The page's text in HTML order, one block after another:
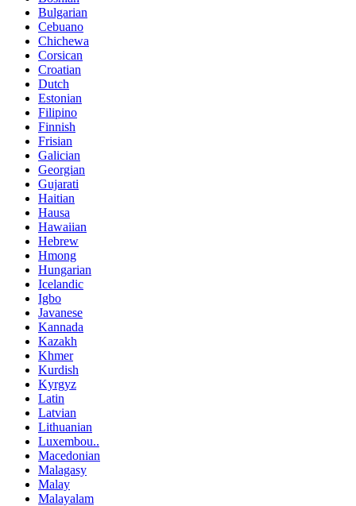
Bulgarian
Cebuano
Chichewa
Corsican
Croatian
Dutch
Estonian
Filipino
Finnish
Frisian
Galician
Georgian
Gujarati
Haitian
Hausa
Hawaiian
Hebrew
Hmong
Hungarian
Icelandic
Igbo
Javanese
Kannada
Kazakh
Khmer
Kurdish
Kyrgyz
Latin
Latvian
Lithuanian
Luxembou..
Macedonian
Malagasy
Malay
Malayalam